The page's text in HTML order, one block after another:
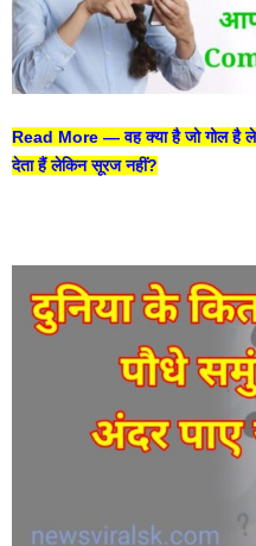
Read More —वह क्या है जो गोल है
देता हैं लेकिन सूरज नहीं?